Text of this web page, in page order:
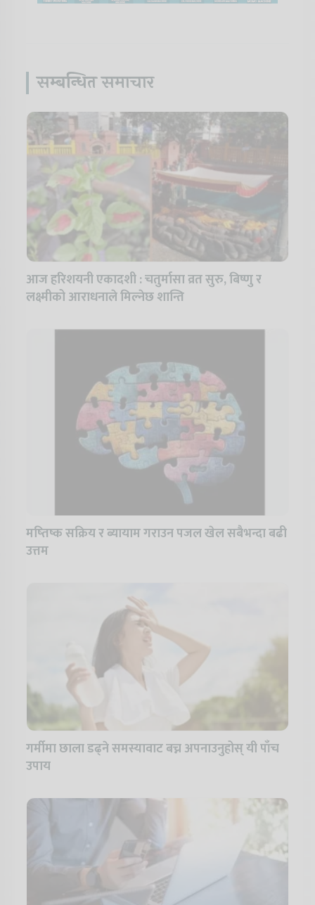
सम्बन्धित समाचार
आज हरिशयनी एकादशी : चतुर्मासा व्रत सुरु, बिष्णु र
लक्ष्मीको आराधनाले मिल्नेछ शान्ति
मष्तिष्क सक्रिय र ब्यायाम गराउन पजल खेल सबैभन्दा बढी
उत्तम
गर्मीमा छाला डढ्ने समस्यावाट बच्न अपनाउनुहोस् यी पाँच
उपाय